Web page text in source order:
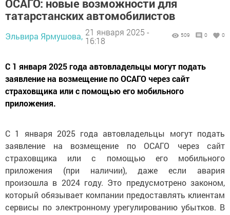
ОСАГО: новые возможности для
татарстанских автомобилистов
Эльвира Ярмушова, 21 января 2025 -
16:18
509 0 0
С 1 января 2025 года автовладельцы могут подать
заявление на возмещение по ОСАГО через сайт
страховщика или с помощью его мобильного
приложения.
С 1 января 2025 года автовладельцы могут подать
заявление на возмещение по ОСАГО через сайт
страховщика или с помощью его мобильного
приложения (при наличии), даже если авария
произошла в 2024 году. Это предусмотрено законом,
который обязывает компании предоставлять клиентам
сервисы по электронному урегулированию убытков. В